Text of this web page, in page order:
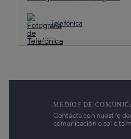
Telefónica
MEDIOS DE
Contacta con nuestro
comunicación o solicita